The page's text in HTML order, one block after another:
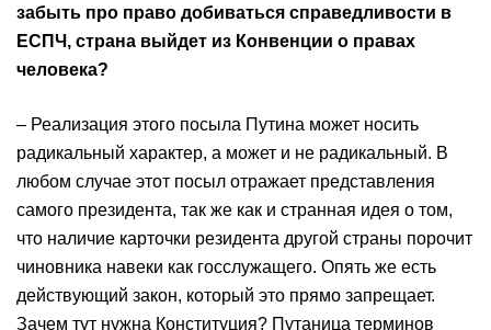
забыть про право добиваться справедливости в
ЕСПЧ, страна выйдет из Конвенции о правах
человека?
– Реализация этого посыла Путина может носить
радикальный характер, а может и не радикальный. В
любом случае этот посыл отражает представления
самого президента, так же как и странная идея о том,
что наличие карточки резидента другой страны порочит
чиновника навеки как госслужащего. Опять же есть
действующий закон, который это прямо запрещает.
Зачем тут нужна Конституция? Путаница терминов